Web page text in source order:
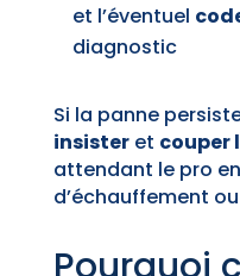
et l’éventuel
diagnostic
Si la panne
insisteret couper
attendant le pro
d’échauffement